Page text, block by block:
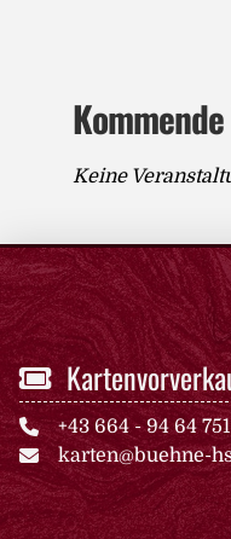
Keine
+43 664 - 94 64 751
karten@buehne-